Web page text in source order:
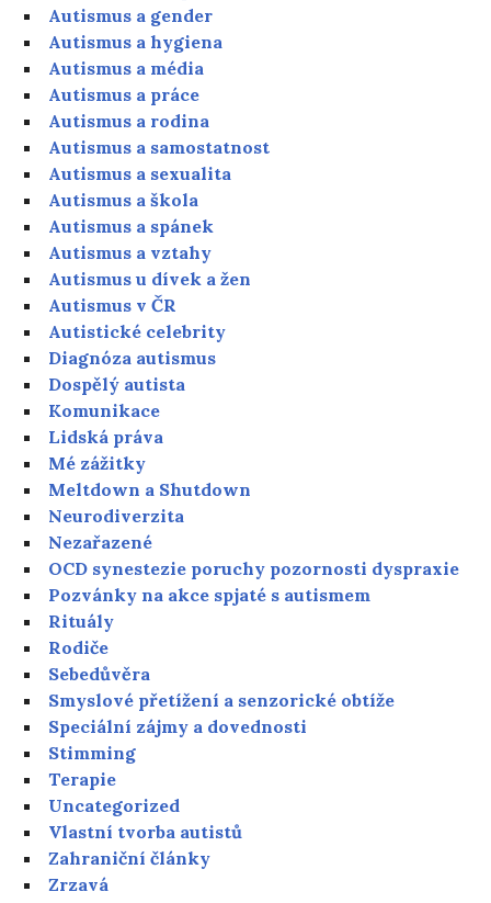
Autismus a gender
Autismus a hygiena
Autismus a média
Autismus a práce
Autismus a rodina
Autismus a samostatnost
Autismus a sexualita
Autismus a škola
Autismus a spánek
Autismus a vztahy
Autismus u dívek a žen
Autismus v ČR
Autistické celebrity
Diagnóza autismus
Dospělý autista
Komunikace
Lidská práva
Mé zážitky
Meltdown a Shutdown
Neurodiverzita
Nezařazené
OCD synestezie poruchy pozornosti dyspraxie
Pozvánky na akce spjaté s autismem
Rituály
Rodiče
Sebedůvěra
Smyslové přetížení a senzorické obtíže
Speciální zájmy a dovednosti
Stimming
Terapie
Uncategorized
Vlastní tvorba autistů
Zahraniční články
Zrzavá